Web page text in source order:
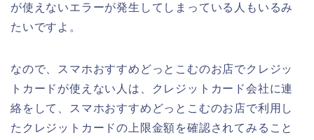
が使えないエラーが発生してしまっている人もいるみ
たいですよ。
なので、スマホおすすめどっとこむのお店でクレジッ
トカードが使えない人は、クレジットカード会社に連
絡をして、スマホおすすめどっとこむのお店で利用し
たクレジットカードの上限金額を確認されてみること